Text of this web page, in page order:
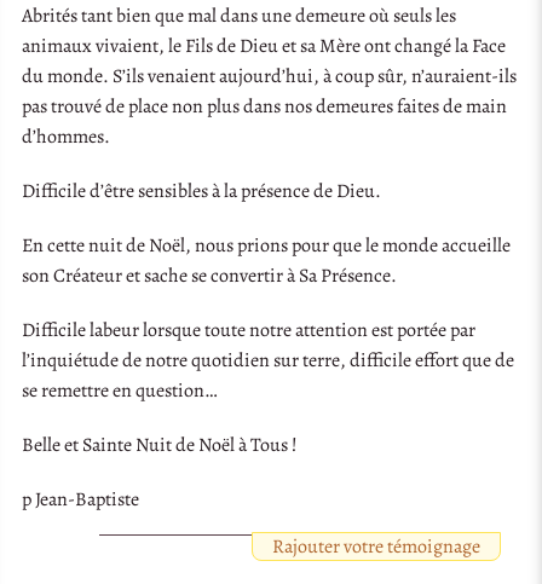
Abrités tant bien que mal dans une demeure où seuls les
animaux vivaient, le Fils de Dieu et sa Mère ont changé la Face
du monde. S’ils venaient aujourd’hui, à coup sûr, n’auraient-ils
pas trouvé de place non plus dans nos demeures faites de main
d’hommes.
Difficile d’être sensibles à la présence de Dieu.
En cette nuit de Noël, nous prions pour que le monde accueille
son Créateur et sache se convertir à Sa Présence.
Difficile labeur lorsque toute notre attention est portée par
l’inquiétude de notre quotidien sur terre, difficile effort que de
se remettre en question…
Belle et Sainte Nuit de Noël à Tous !
p Jean-Baptiste
Rajouter votre témoignage